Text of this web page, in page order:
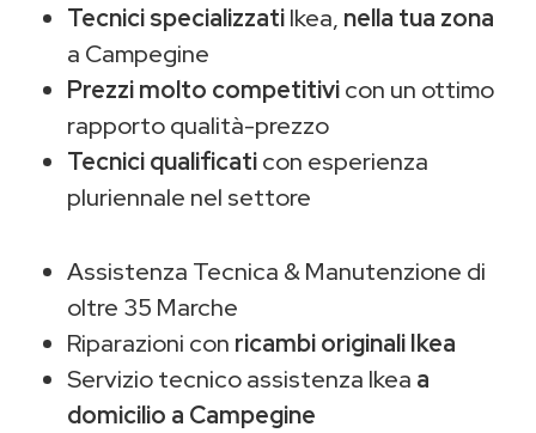
Tecnici specializzatiIkea, nella tua zona
a Campegine
Prezzi molto competitivicon un ottimo
rapporto qualità-prezzo
Tecnici qualificaticon esperienza
pluriennale nel settore
Assistenza Tecnica & Manutenzione di
oltre 35 Marche
Riparazioni con ricambi originali Ikea
Servizio tecnico assistenza Ikea a
domicilio a Campegine